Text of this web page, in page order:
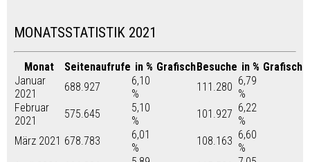
MONATSSTATISTIK 2021
Monat Seitenaufrufe in % GrafischBesuche in % Grafisch
Januar
2021
688.927
6,10
%
111.280 6,79
%
Februar
2021
575.645
5,10
%
101.927 6,22
%
März 2021 678.783
6,01
%
108.163 6,60
%